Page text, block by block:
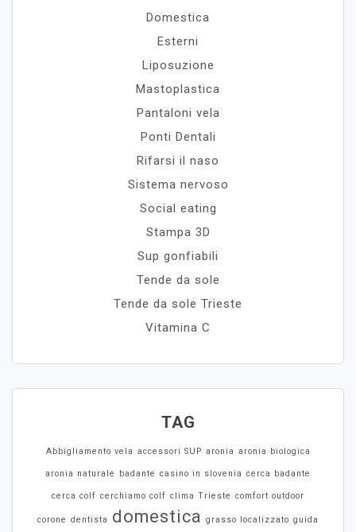
Domestica
Esterni
Liposuzione
Mastoplastica
Pantaloni vela
Ponti Dentali
Rifarsi il naso
Sistema nervoso
Social eating
Stampa 3D
Sup gonfiabili
Tende da sole
Tende da sole Trieste
Vitamina C
TAG
Abbigliamento vela accessori SUP aronia aronia biologica
aronia naturale badante casino in slovenia cerca badante
cerca colf cerchiamo colf clima Trieste comfort outdoor
corone dentista domestica grasso localizzato guida